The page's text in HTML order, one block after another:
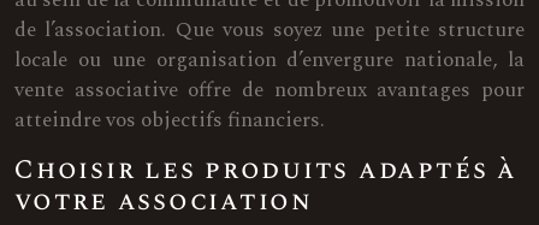
de l’association. Que vous soyez une petite structure
locale ou une organisation d’envergure nationale, la
vente associative offre de nombreux avantages pour
atteindre vos objectifs financiers.
Choisir les produits adaptés à
votre association